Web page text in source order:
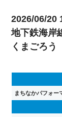
2026/06/20
地下鉄海岸
くまごろう
まちなかパフォー